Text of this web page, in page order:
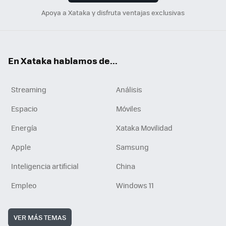
Apoya a Xataka y disfruta ventajas exclusivas
En Xataka hablamos de...
Streaming
Análisis
Espacio
Móviles
Energía
Xataka Movilidad
Apple
Samsung
Inteligencia artificial
China
Empleo
Windows 11
VER MÁS TEMAS